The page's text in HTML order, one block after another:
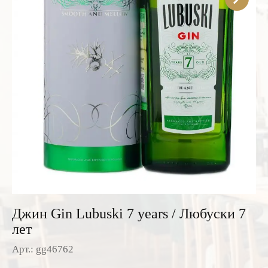
Итальянские вина
Французские вина
Испанские вина
Водка
Пиво
Джин Gin Lubuski 7 years / Любуски 7
лет
Арт.: gg46762